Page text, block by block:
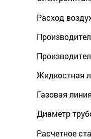
Расход
Жидкостная
Газовая
Диаметр
Расчетное